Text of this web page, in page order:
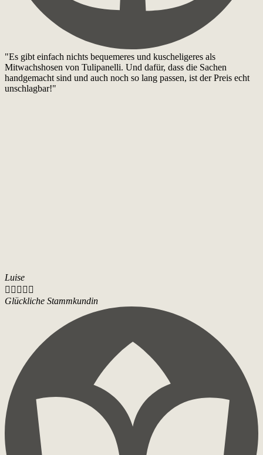
"Es gibt einfach nichts bequemeres und kuscheligeres als
Mitwachshosen von Tulipanelli. Und dafür, dass die Sachen
handgemacht sind und auch noch so lang passen, ist der Preis echt
unschlagbar!"
Luise
    
Glückliche Stammkundin